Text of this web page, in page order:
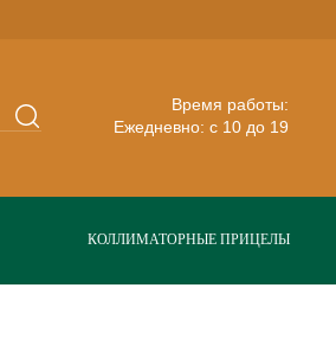
Время работы:
Ежедневно: с 10 до 19
КОЛЛИМАТОРНЫЕ ПРИЦЕЛЫ